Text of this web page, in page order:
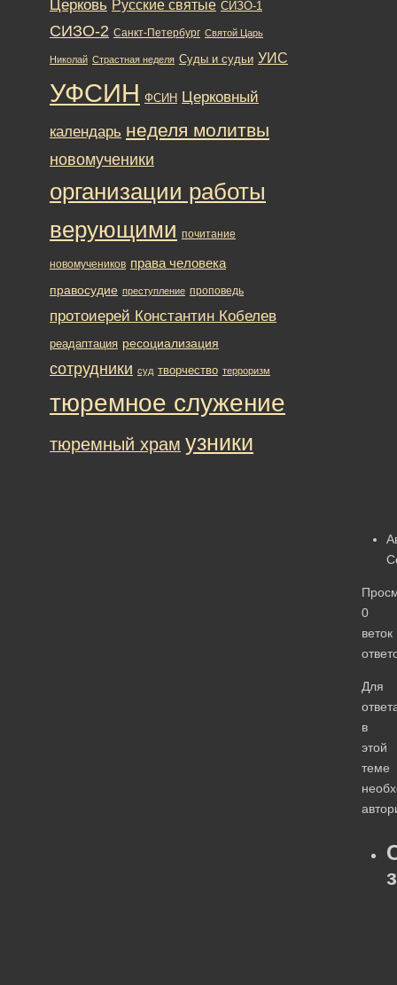
0
веток
Для
в
этой
теме
Церковь Русские святые СИЗО-1
СИЗО-2 Санкт-Петербург Святой Царь
Николай Страстная неделя Суды и судьи УИС
УФСИН ФСИН Церковный
календарь неделя молитвы
новомученики
организации работы
верующими почитание
новомучеников права человека
правосудие преступление проповедь
протоиерей Константин Кобелев
реадаптация ресоциализация
сотрудники суд творчество терроризм
тюремное служение
тюремный храм узники